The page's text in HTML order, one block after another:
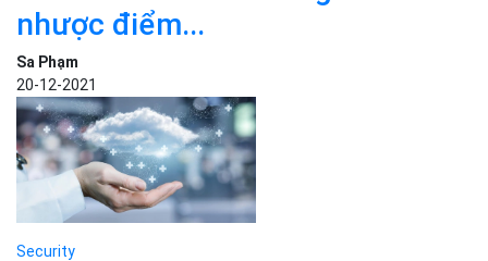
nhược điểm...
Sa Phạm
20-12-2021
Security